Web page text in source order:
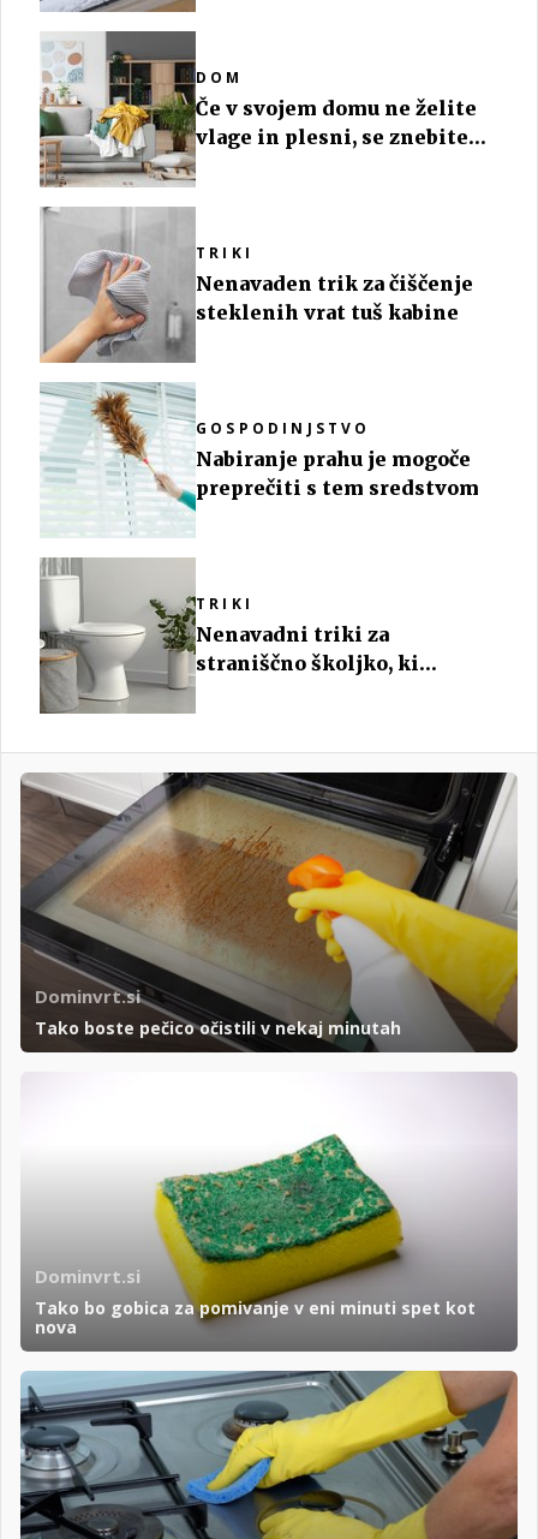
DOM
Če v svojem domu ne želite
vlage in plesni, se znebite
TRIKI
Nenavaden trik za čiščenje
steklenih vrat tuš kabine
GOSPODINJSTVO
Nabiranje prahu je mogoče
preprečiti s tem sredstvom
TRIKI
Nenavadni triki za
straniščno školjko, ki
Dominvrt.si
Tako boste pečico očistili v nekaj minutah
Dominvrt.si
Tako bo gobica za pomivanje v eni minuti spet kot
nova